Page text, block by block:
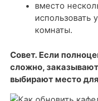
вместо
использовать
комнаты.
Совет. Если
сложно,
выбирают место